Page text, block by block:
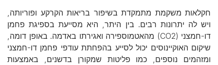
חקלאות משקמת מתמקדת בשיפור בריאות הקרקע ופוריותה,
ויש לה יתרונות רבים. בין היתר, היא מסייעת בספיגת פחמן
דו-חמצני (CO2) מהאטמוספירה ואגירתו באדמה. באופן דומה,
שיקום האוקיינוסים יכול לסייע בהפחתת עודפי פחמן דו-חמצני
ומזהמים נוספים, כמו פליטות שמקורן בדשנים, באמצעות